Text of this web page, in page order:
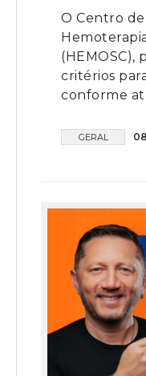
O Centro
(HEMOSC),
critérios
conforme
GERAL